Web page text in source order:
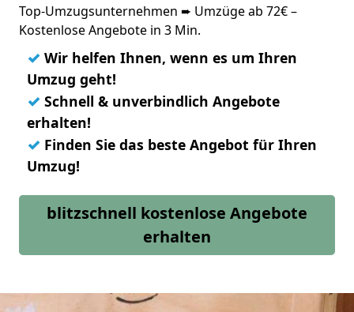
Top-Umzugsunternehmen ➨ Umzüge ab 72€ –
Kostenlose Angebote in 3 Min.
✓ Wir helfen Ihnen, wenn es um Ihren
Umzug geht!
✓ Schnell & unverbindlich Angebote
erhalten!
✓ Finden Sie das beste Angebot für Ihren
Umzug!
blitzschnell kostenlose Angebote
erhalten